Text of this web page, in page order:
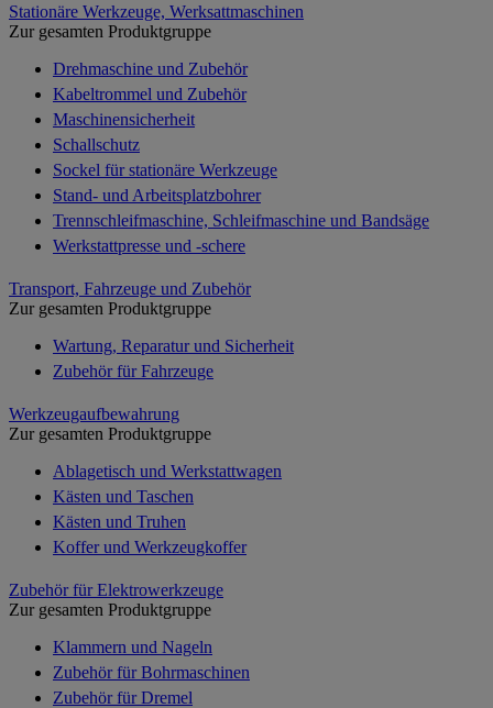
Stationäre Werkzeuge, Werksattmaschinen
Zur gesamten Produktgruppe
Drehmaschine und Zubehör
Kabeltrommel und Zubehör
Maschinensicherheit
Schallschutz
Sockel für stationäre Werkzeuge
Stand- und Arbeitsplatzbohrer
Trennschleifmaschine, Schleifmaschine und Bandsäge
Werkstattpresse und -schere
Transport, Fahrzeuge und Zubehör
Zur gesamten Produktgruppe
Wartung, Reparatur und Sicherheit
Zubehör für Fahrzeuge
Werkzeugaufbewahrung
Zur gesamten Produktgruppe
Ablagetisch und Werkstattwagen
Kästen und Taschen
Kästen und Truhen
Koffer und Werkzeugkoffer
Zubehör für Elektrowerkzeuge
Zur gesamten Produktgruppe
Klammern und Nageln
Zubehör für Bohrmaschinen
Zubehör für Dremel